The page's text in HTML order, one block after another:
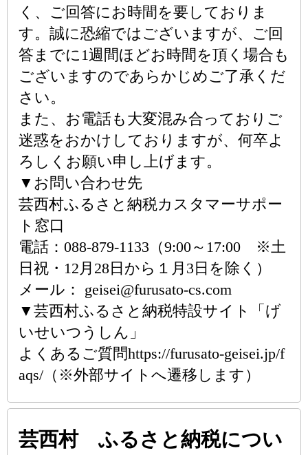
く、ご回答にお時間を要しておりま
す。誠に恐縮ではございますが、ご回
答までに1週間ほどお時間を頂く場合も
ございますのであらかじめご了承くだ
さい。
また、お電話も大変混み合っておりご
迷惑をおかけしておりますが、何卒よ
ろしくお願い申し上げます。
▼お問い合わせ先
芸西村ふるさと納税カスタマーサポー
ト窓口
電話：088-879-1133（9:00～17:00 ※土
日祝・12月28日から１月3日を除く）
メール： geisei@furusato-cs.com
▼芸西村ふるさと納税特設サイト「げ
いせいつうしん」
よくあるご質問https://furusato-geisei.jp/f
aqs/（※外部サイトへ遷移します）
芸西村 ふるさと納税につい